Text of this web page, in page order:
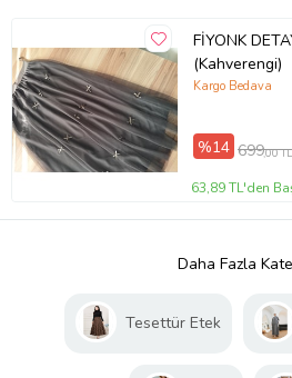
FİYONK
(Kahverengi)
Kargo Bedava
%14 699,00 TL
63,89 TL'den
Daha Fazla
Tesettür Etek